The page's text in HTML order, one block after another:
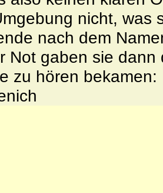
nicht, was
nach dem
Not gaben sie
zu hören bekamen: